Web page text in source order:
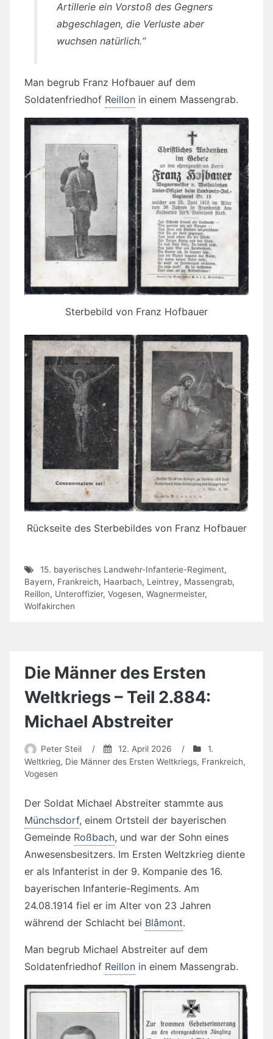
Artillerie ein Vorstoß des Gegners
abgeschlagen, die Verluste aber
wuchsen natürlich.“
Man begrub Franz Hofbauer auf dem
Soldatenfriedhof Reillon in einem Massengrab.
Sterbebild von Franz Hofbauer
Rückseite des Sterbebildes von Franz Hofbauer
15. bayerisches Landwehr-Infanterie-Regiment,
Bayern, Frankreich, Haarbach, Leintrey, Massengrab,
Reillon, Unteroffizier, Vogesen, Wagnermeister,
Wolfakirchen
Die Männer des Ersten
Weltkriegs – Teil 2.884:
Michael Abstreiter
Peter Steil / 12. April 2026 /
1.
Weltkrieg, Die Männer des Ersten Weltkriegs, Frankreich,
Vogesen
Der Soldat Michael Abstreiter stammte aus
Münchsdorf, einem Ortsteil der bayerischen
Gemeinde Roßbach, und war der Sohn eines
Anwesensbesitzers. Im Ersten Weltzkrieg diente
er als Infanterist in der 9. Kompanie des 16.
bayerischen Infanterie-Regiments. Am
24.08.1914 fiel er im Alter von 23 Jahren
während der Schlacht bei Blâmont.
Man begrub Michael Abstreiter auf dem
Soldatenfriedhof Reillon in einem Massengrab.